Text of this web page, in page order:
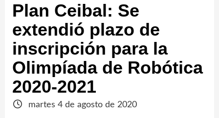
Plan Ceibal: Se
extendió plazo de
inscripción para la
Olimpíada de Robótica
2020-2021
martes 4 de agosto de 2020